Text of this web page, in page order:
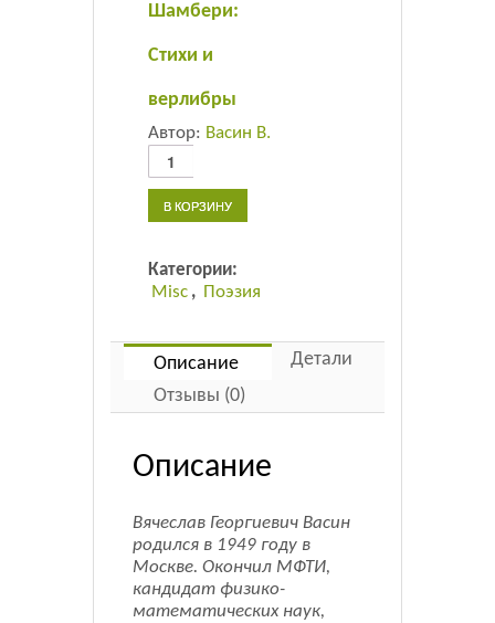
Шамбери:
Стихи и
верлибры
Автор: Васин В.
Количество
товара
Дорога
в
Стихи
и
В КОРЗИНУ
Категории:
Misc , Поэзия
Описание
Детали
Отзывы (0)
Описание
Вячеслав Георгиевич Васин
родился в 1949 году в
Москве. Окончил МФТИ,
кандидат физико-
математических наук,